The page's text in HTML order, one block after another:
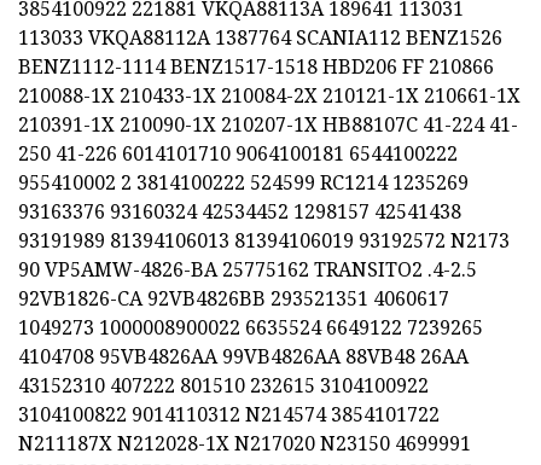
3854100922 221881 VKQA88113A 189641 113031
113033 VKQA88112A 1387764 SCANIA112 BENZ1526
BENZ1112-1114 BENZ1517-1518 HBD206 FF 210866
210088-1X 210433-1X 210084-2X 210121-1X 210661-1X
210391-1X 210090-1X 210207-1X HB88107C 41-224 41-
250 41-226 6014101710 9064100181 6544100222
955410002 2 3814100222 524599 RC1214 1235269
93163376 93160324 42534452 1298157 42541438
93191989 81394106013 81394106019 93192572 N2173
90 VP5AMW-4826-BA 25775162 TRANSITO2 .4-2.5
92VB1826-CA 92VB4826BB 293521351 4060617
1049273 1000008900022 6635524 6649122 7239265
4104708 95VB4826AA 99VB4826AA 88VB48 26AA
43152310 407222 801510 232615 3104100922
3104100822 9014110312 N214574 3854101722
N211187X N212028-1X N217020 N23150 4699991